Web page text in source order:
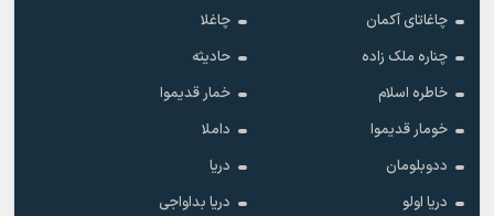
چاغاتای آکمان
چاغلا
چناره ملک زاده
حادیثه
خاطره اسلام
خمار قدیموا
خومار قدیموا
داملا
ددوبلومان
دریا
دریا اولو
دریا بداواجی